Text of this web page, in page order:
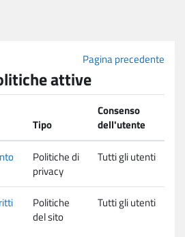
Pagina precedente
attive
Tipo
Consenso
dell'utente
Politiche di
privacy
Tutti gli utenti
Politiche
del sito
Tutti gli utenti